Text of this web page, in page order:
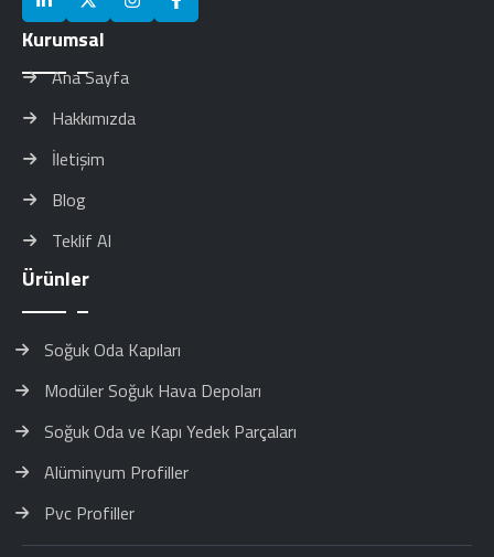
Kurumsal
Ana Sayfa
Hakkımızda
İletişim
Blog
Teklif Al
Ürünler
Soğuk Oda Kapıları
Modüler Soğuk Hava Depoları
Soğuk Oda ve Kapı Yedek Parçaları
Alüminyum Profiller
Pvc Profiller